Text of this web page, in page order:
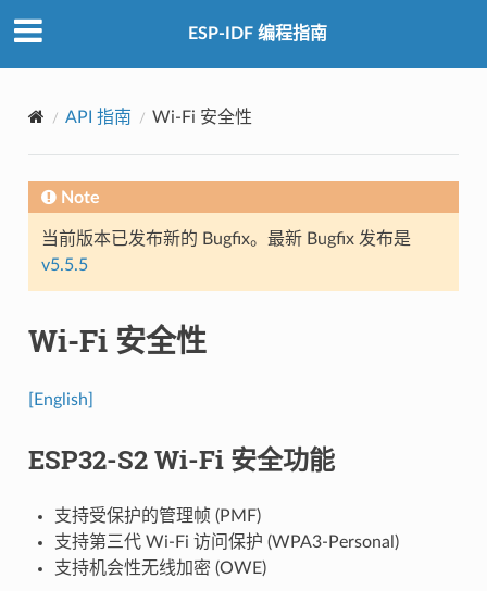
ESP-IDF 编程指南
API 指南 Wi-Fi 安全性
Note
当前版本已发布新的 Bugfix。最新 Bugfix 发布是
v5.5.5
Wi-Fi 安全性
[English]
ESP32-S2 Wi-Fi 安全功能
支持受保护的管理帧 (PMF)
支持第三代 Wi-Fi 访问保护 (WPA3-Personal)
支持机会性无线加密 (OWE)